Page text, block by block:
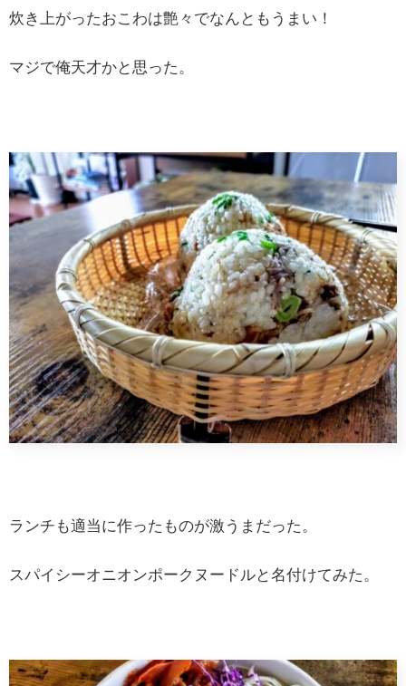
炊き上がったおこわは艶々でなんともうまい！
マジで俺天才かと思った。
ランチも適当に作ったものが激うまだった。
スパイシーオニオンポークヌードルと名付けてみた。